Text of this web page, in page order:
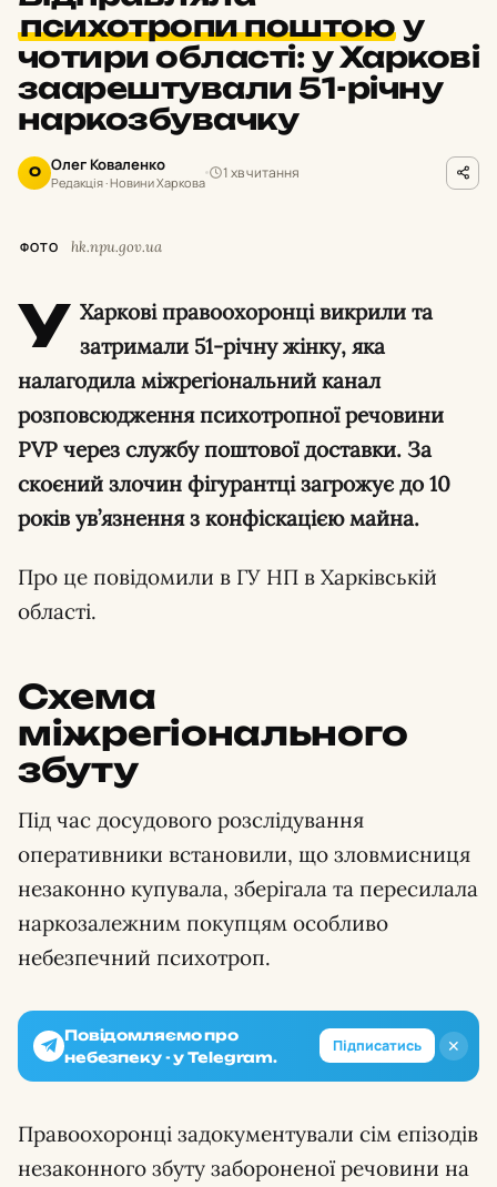
психотропи поштою у
чотири області: у Харкові
заарештували 51-річну
наркозбувачку
О Олег Коваленко
Редакція · Новини Харкова
1 хв читання
ФОТО hk.npu.gov.ua
У Харкові правоохоронці викрили та
затримали 51-річну жінку, яка
налагодила міжрегіональний канал
розповсюдження психотропної речовини
PVP через службу поштової доставки. За
скоєний злочин фігурантці загрожує до 10
років ув’язнення з конфіскацією майна.
Про це повідомили в ГУ НП в Харківській
області.
Схема
міжрегіонального
збуту
Під час досудового розслідування
оперативники встановили, що зловмисниця
незаконно купувала, зберігала та пересилала
наркозалежним покупцям особливо
небезпечний психотроп.
✕
Повідомляємо про
небезпеку - у Telegram.
Підписатись
Правоохоронці задокументували сім епізодів
незаконного збуту забороненої речовини на